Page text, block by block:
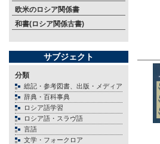
欧米のロシア関係書
和書(ロシア関係古書)
サブジェクト
分類
総記・参考図書、出版・メディア
辞典・百科事典
ロシア語学習
ロシア語・スラヴ語
言語
文学・フォークロア